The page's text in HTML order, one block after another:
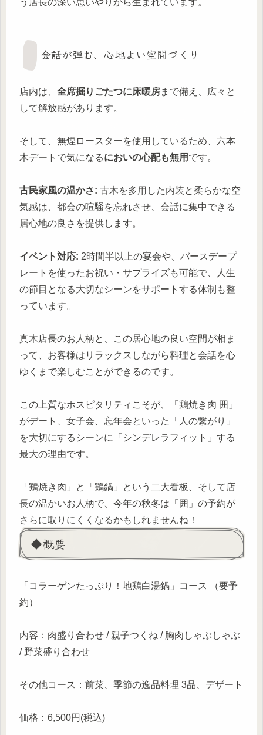
う店長の深い思いやりから生まれています。
会話が弾む、心地よい空間づくり
店内は、 全席掘りごたつに床暖房まで備え、広々と
して解放感があります。
そして、無煙ロースターを使用しているため、六本
木デートで気になるにおいの心配も無用 です。
古民家風の温かさ: 古木を多用した内装と柔らかな空
気感は、都会の喧騒を忘れさせ、会話に集中できる
居心地の良さを提供します。
イベント対応: 2時間半以上の宴会や、バースデープ
レートを使ったお祝い・サプライズも可能で、人生
の節目となる大切なシーンをサポートする体制も整
っています。
真木店長のお人柄と、この居心地の良い空間が相ま
って、お客様はリラックスしながら料理と会話を心
ゆくまで楽しむことができるのです。
この上質なホスピタリティこそが、「鶏焼き肉 囲」
がデート、女子会、忘年会といった「人の繋がり」
を大切にするシーンに「シンデレラフィット」する
最大の理由です。
「鶏焼き肉」と「鶏鍋」という二大看板、そして店
長の温かいお人柄で、今年の秋冬は「囲」の予約が
さらに取りにくくなるかもしれませんね！
◆概要
「コラーゲンたっぷり！地鶏白湯鍋」コース （要予
約）
内容：肉盛り合わせ / 親子つくね / 胸肉しゃぶしゃぶ
/ 野菜盛り合わせ
その他コース：前菜、季節の逸品料理 3品、デザート
価格：6,500円(税込)